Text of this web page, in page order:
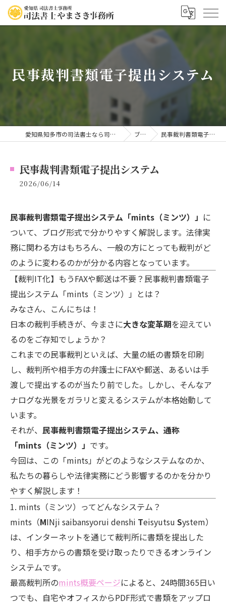
民事裁判書類電子提出システム
愛知県知多市の司法書士なら司法書士やまさき事務所 ブログ 民事裁判書類電子提出システム
民事裁判書類電子提出システム
2026/06/14
民事裁判書類電子提出システム「mints（ミンツ）」 に
ついて、ブログ形式で分かりやすく解説します。法律実
務に関わる方はもちろん、一般の方にとっても裁判がど
のように変わるのかが分かる内容となっています。
【裁判IT化】もうFAXや郵送は不要？民事裁判書類電子
提出システム「mints（ミンツ）」とは？
みなさん、こんにちは！
日本の裁判手続きが、今まさに大きな変革期を迎えてい
るのをご存知でしょうか？
これまでの民事裁判といえば、大量の紙の書類を印刷
し、裁判所や相手方の弁護士にFAXや郵送、あるいは手
渡しで提出するのが当たり前でした。しかし、そんなア
ナログな光景をガラリと変えるシステムが本格始動して
います。
それが、 民事裁判書類電子提出システム、通称
「mints（ミンツ）」 です。
今回は、この「mints」がどのようなシステムなのか、
私たちの暮らしや法律実務にどう影響するのかを分かり
やすく解説します！
1. mints（ミンツ）ってどんなシステム？
mints（MINji saibansyorui denshi Teisyutsu System）
は、インターネットを通じて裁判所に書類を提出した
り、相手方からの書類を受け取ったりできるオンライン
システムです。
最高裁判所のmints概要ページによると、24時間365日い
つでも、自宅やオフィスからPDF形式で書類をアップロ